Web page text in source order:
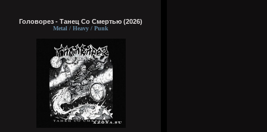
Головорез - Tанец Со Смертью (2026)
Metal / Heavy / Punk